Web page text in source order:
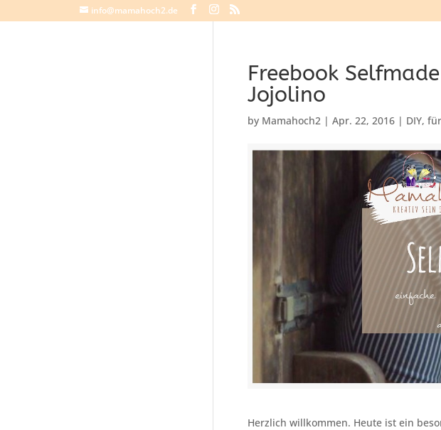
info@mamahoch2.de
Freebook
Jojolino
by Mamahoch2 |Apr. 22, 2016 | DIY,
Herzlich willkommen. Heute ist ein